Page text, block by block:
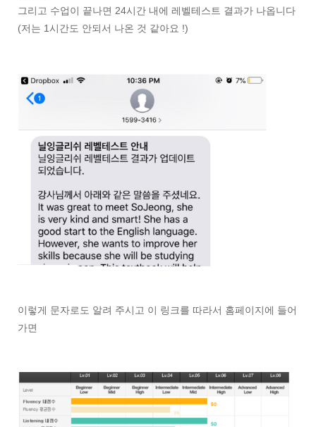
그리고 수업이 끝나면 24시간 내에 레벨테스트 결과가 나옵니다
(저는 1시간도 안되서 나온 것 같아요 !)
이렇게 문자로도 알려 주시고 이 링크를 따라서 홈페이지에 들어
가면